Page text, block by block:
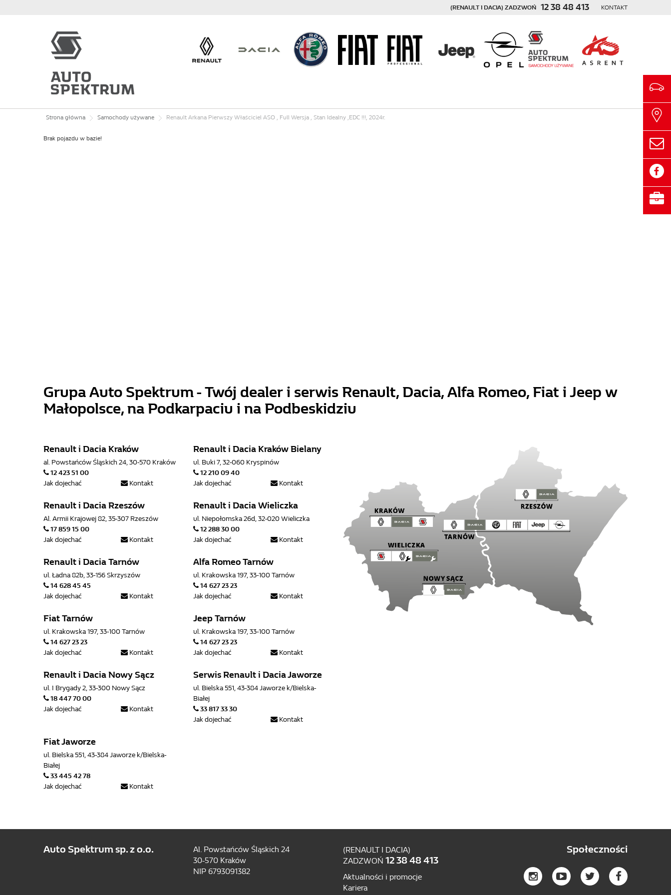
(RENAULT I DACIA) ZADZWOŃ 12 38 48 413 KONTAKT
Strona główna Samochody używane Renault Arkana Pierwszy Właściciel ASO , Full Wersja , Stan Idealny ,EDC !!!, 2024r.
Brak pojazdu w bazie!
Grupa Auto Spektrum - Twój dealer i serwis Renault, Dacia, Alfa Romeo, Fiat i Jeep w
Małopolsce, na Podkarpaciu i na Podbeskidziu
Renault i Dacia Kraków
al. Powstańców Śląskich 24, 30-570 Kraków
12 423 51 00
Kontakt
Jak dojechać
Renault i Dacia Kraków Bielany
ul. Buki 7, 32-060 Kryspinów
12 210 09 40
Kontakt
Jak dojechać
Renault i Dacia Rzeszów
Al. Armii Krajowej 82, 35-307 Rzeszów
17 859 15 00
Kontakt
Jak dojechać
Renault i Dacia Wieliczka
ul. Niepołomska 26d, 32-020 Wieliczka
12 288 30 00
Kontakt
Jak dojechać
Renault i Dacia Tarnów
ul. Ładna 82b, 33-156 Skrzyszów
14 628 45 45
Kontakt
Jak dojechać
Alfa Romeo Tarnów
ul. Krakowska 197, 33-100 Tarnów
14 627 23 23
Kontakt
Jak dojechać
Fiat Tarnów
ul. Krakowska 197, 33-100 Tarnów
14 627 23 23
Kontakt
Jak dojechać
Jeep Tarnów
ul. Krakowska 197, 33-100 Tarnów
14 627 23 23
Kontakt
Jak dojechać
Renault i Dacia Nowy Sącz
ul. I Brygady 2, 33-300 Nowy Sącz
18 447 70 00
Kontakt
Jak dojechać
Serwis Renault i Dacia Jaworze
ul. Bielska 551, 43-384 Jaworze k/Bielska-
Białej
33 817 33 30
Kontakt
Jak dojechać
Fiat Jaworze
ul. Bielska 551, 43-384 Jaworze k/Bielska-
Białej
33 445 42 78
Kontakt
Jak dojechać
Auto Spektrum sp. z o.o.
Al. Powstańców Śląskich 24
30-570 Kraków
NIP 6793091382
(RENAULT I DACIA)
ZADZWOŃ 12 38 48 413
Aktualności i promocje
Kariera
Społeczności